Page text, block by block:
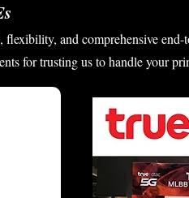
flexibility, and comprehensive
for trusting us to handle your